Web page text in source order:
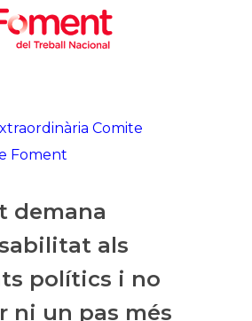
demana
als
polítics i no
ni un pas més